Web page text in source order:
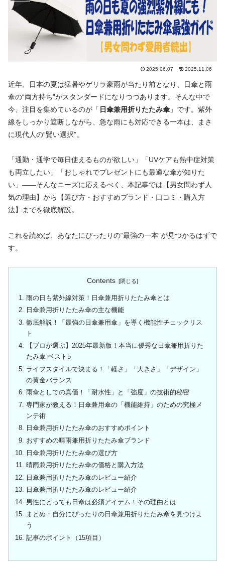
2025.06.07 2025.11.06
近年、日本の夏は猛暑やゲリラ豪雨が当たり前となり、日傘と雨
傘の“両方持ち”がスタンダードになりつつあります。そんな中で
今、注目を集めているのが「 日傘兼用折りたたみ傘 」です。紫外
線をしっかり遮断しながら、急な雨にも対応できる一本は、まさ
に現代人の“賢い選択”。
「通勤・通学で毎日使えるものが欲しい」「UVケアも熱中症対策
も両立したい」「おしゃれでプレゼントにも最適な傘が知りた
い」——そんなニーズに応えるべく、本記事では【男女問わず人
気の理由】から【選び方・おすすめブランド・口コミ・購入方
法】までを徹底解説。
これを読めば、あなたにぴったりの“最強の一本”が見つかるはずで
す。
Contents
雨の日も紫外線対策！日傘兼用折りたたみ傘とは
日傘兼用折りたたみ傘の主な機能
徹底解説！「最強の日傘兼用傘」を導く機能性チェックリス
ト
【プロが選ぶ】2025年最新版！本当に優秀な日傘兼用折りた
たみ傘 ベスト5
ライフスタイルで決まる！「軽さ」「大きさ」「デザイン」
の黄金バランス
雨傘としての真価！「耐水性」と「強度」の技術的秘密
専門家が教える！日傘兼用傘の「機能維持」のための究極メ
ンテ術
日傘兼用折りたたみ傘のおすすめポイント
おすすめの晴雨兼用折りたたみ傘ブランド
日傘兼用折りたたみ傘の選び方
晴雨兼用折りたたみ傘の価格と購入方法
日傘兼用折りたたみ傘のレビュー紹介
日傘兼用折りたたみ傘のレビュー紹介
男性にとっても日傘は必須アイテム！その理由とは
まとめ：自分にぴったりの日傘兼用折りたたみ傘を見つけよ
う
記事のポイント（15項目）